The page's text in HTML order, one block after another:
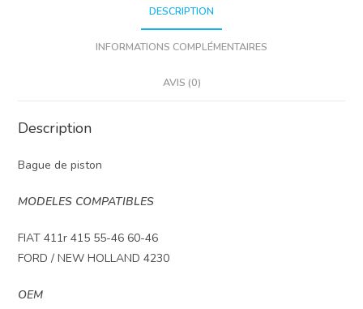
DESCRIPTION
INFORMATIONS COMPLÉMENTAIRES
AVIS (0)
Description
Bague de piston
MODELES COMPATIBLES
FIAT 411r 415 55-46 60-46
FORD / NEW HOLLAND 4230
OEM